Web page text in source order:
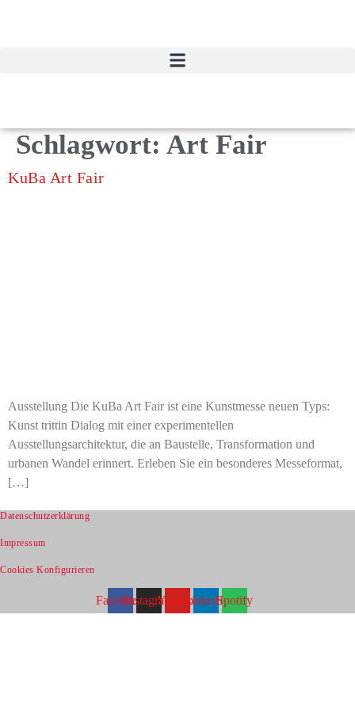
Schlagwort: Art Fair
KuBa Art Fair
Ausstellung Die KuBa Art Fair ist eine Kunstmesse neuen Typs:
Kunst trittin Dialog mit einer experimentellen
Ausstellungsarchitektur, die an Baustelle, Transformation und
urbanen Wandel erinnert. Erleben Sie ein besonderes Messeformat,
[…]
Datenschutzerklärung
Impressum
Cookies Konfigurieren
FacebookInstagramYoutubeLinkedinSpotify